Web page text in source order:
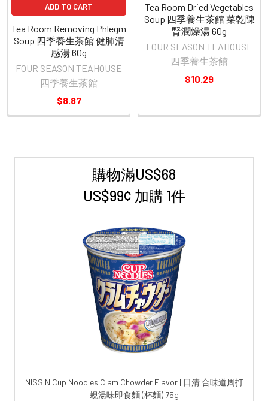
購物滿US$68
US$99¢ 加購 1件
NISSIN Cup Noodles Clam Chowder Flavor | 日清 合味道周打
蜆湯味即食麵 (杯麵) 75g
ADD TO CART
Tea Room Removing Phlegm
Soup 四季養生茶館 健肺清
感湯 60g
FOUR SEASON TEAHOUSE
四季養生茶館
$8.87
Tea Room Dried Vegetables
Soup 四季養生茶館 菜乾陳
腎潤燥湯 60g
FOUR SEASON TEAHOUSE
四季養生茶館
$10.29